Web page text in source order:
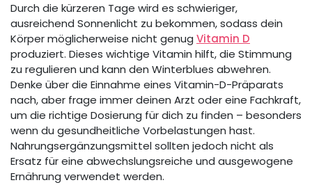
Durch die kürzeren Tage wird es schwieriger,
ausreichend Sonnenlicht zu bekommen, sodass dein
Körper möglicherweise nicht genug Vitamin D
produziert. Dieses wichtige Vitamin hilft, die Stimmung
zu regulieren und kann den Winterblues abwehren.
Denke über die Einnahme eines Vitamin-D-Präparats
nach, aber frage immer deinen Arzt oder eine Fachkraft,
um die richtige Dosierung für dich zu finden – besonders
wenn du gesundheitliche Vorbelastungen hast.
Nahrungsergänzungsmittel sollten jedoch nicht als
Ersatz für eine abwechslungsreiche und ausgewogene
Ernährung verwendet werden.